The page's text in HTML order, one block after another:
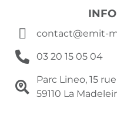
contact@emit-
03 20 15 05 04
Parc Lineo, 15
59110 La